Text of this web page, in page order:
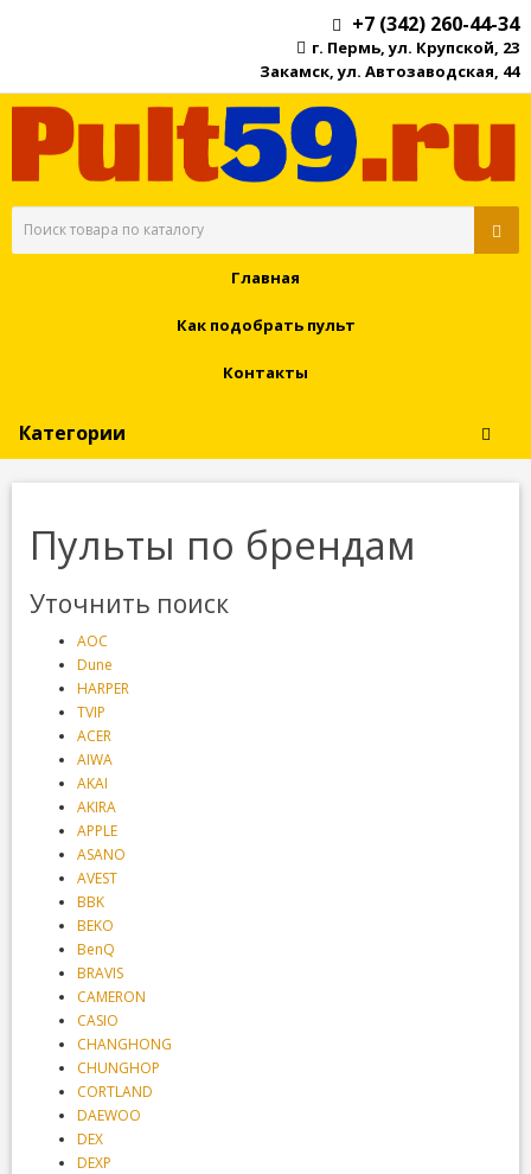
+7 (342) 260-44-34
г. Пермь, ул. Крупской, 23
Закамск, ул. Автозаводская, 44
Главная
Как подобрать пульт
Контакты
Категории
Пульты по брендам
Уточнить поиск
AOC
Dune
HARPER
TVIP
ACER
AIWA
AKAI
AKIRA
APPLE
ASANO
AVEST
BBK
BEKO
BenQ
BRAVIS
CAMERON
CASIO
CHANGHONG
CHUNGHOP
CORTLAND
DAEWOO
DEX
DEXP